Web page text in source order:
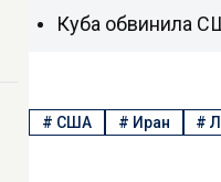
Куба обвинила
# США # Иран #